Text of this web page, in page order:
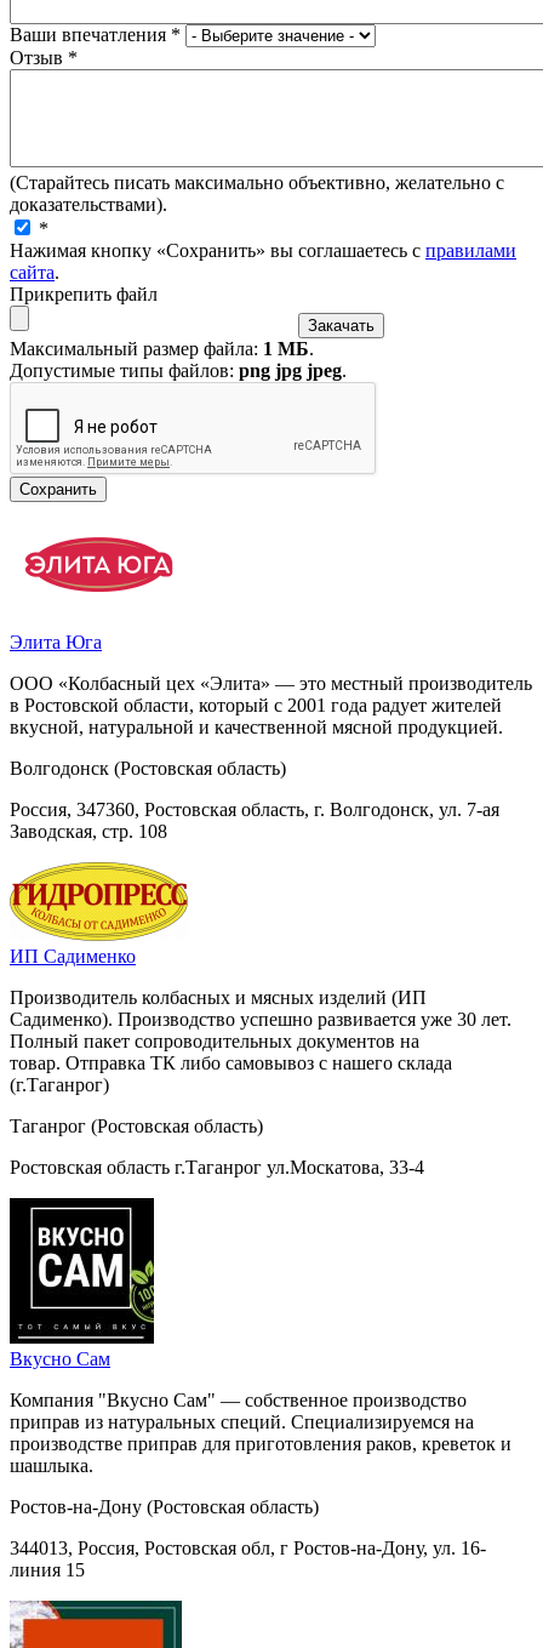
Ваши впечатления *
Отзыв *
(Старайтесь писать максимально объективно, желательно с
доказательствами).
*
Нажимая кнопку «Сохранить» вы соглашаетесь с правилами
сайта.
Прикрепить файл
Максимальный размер файла: 1 МБ.
Допустимые типы файлов: png jpg jpeg.
Элита Юга
ООО «Колбасный цех «Элита» — это местный производитель
в Ростовской области, который с 2001 года радует жителей
вкусной, натуральной и качественной мясной продукцией.
Волгодонск (Ростовская область)
Россия, 347360, Ростовская область, г. Волгодонск, ул. 7-ая
Заводская, стр. 108
ИП Садименко
Производитель колбасных и мясных изделий (ИП
Садименко). Производство успешно развивается уже 30 лет.
Полный пакет сопроводительных документов на
товар. Отправка ТК либо самовывоз с нашего склада
(г.Таганрог)
Таганрог (Ростовская область)
Ростовская область г.Таганрог ул.Москатова, 33-4
Вкусно Сам
Компания "Вкусно Сам" — собственное производство
приправ из натуральных специй. Специализируемся на
производстве приправ для приготовления раков, креветок и
шашлыка.
Ростов-на-Дону (Ростовская область)
344013, Россия, Ростовская обл, г Ростов-на-Дону, ул. 16-
линия 15